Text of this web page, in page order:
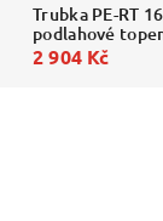
Trubka PE-RT
podlahové
2 904 Kč